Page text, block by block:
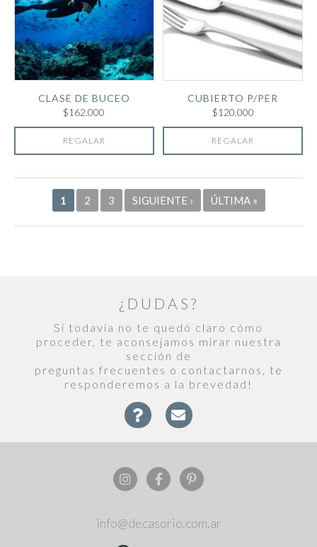
CLASE DE BUCEO
$162.000
REGALAR
CUBIERTO P/PER
$120.000
REGALAR
Páginas
1 2 3 SIGUIENTE › ÚLTIMA »
¿DUDAS?
Si todavía no te quedó claro cómo
proceder, te aconsejamos mirar nuestra
sección de
preguntas frecuentes o contactarnos, te
responderemos a la brevedad!
info@decasorio.com.ar